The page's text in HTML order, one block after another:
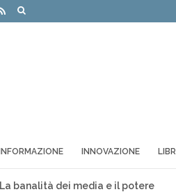
INFORMAZIONE INNOVAZIONE LIBRI
La banalità dei media e il potere